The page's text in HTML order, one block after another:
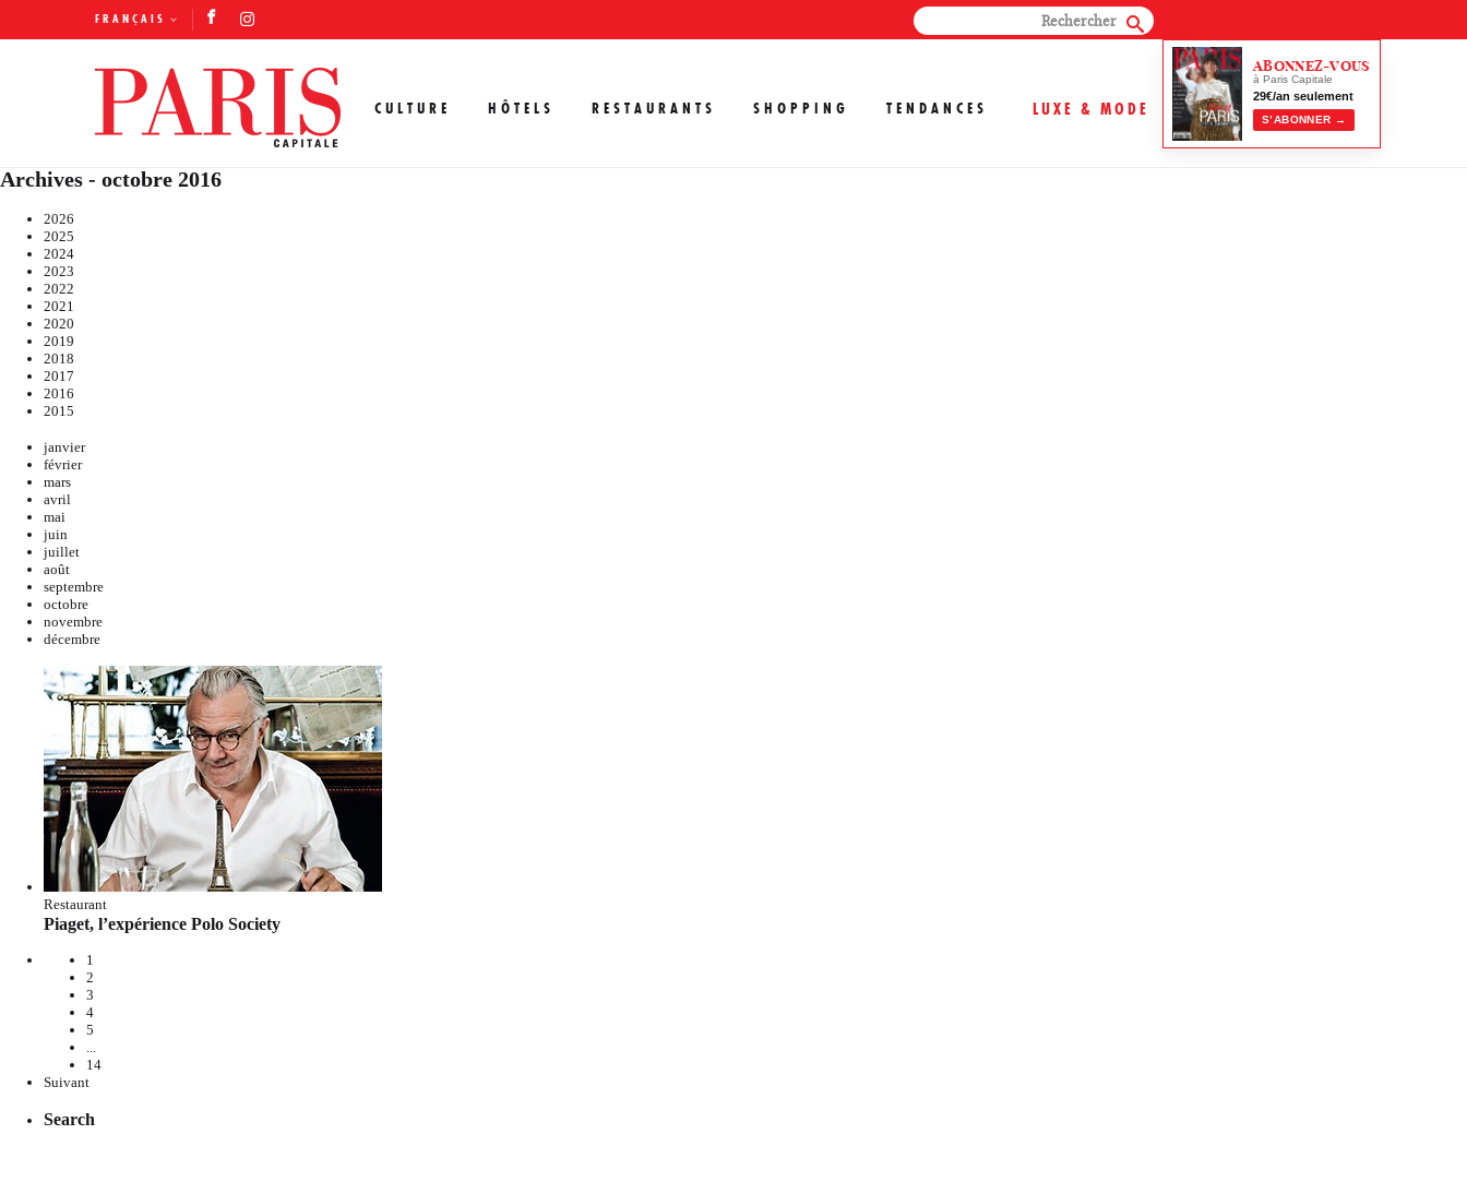
FRANÇAIS
CULTURE HÔTELS RESTAURANTS SHOPPING TENDANCES LUXE & MODE
ABONNEZ-VOUS
à Paris Capitale
29€/an seulement
S’ABONNER →
Archives - octobre 2016
2026
2025
2024
2023
2022
2021
2020
2019
2018
2017
2016
2015
janvier
février
mars
avril
mai
juin
juillet
août
septembre
octobre
novembre
décembre
Restaurant
Piaget, l’expérience Polo Society
1
2
3
4
5
...
14
Suivant
Search